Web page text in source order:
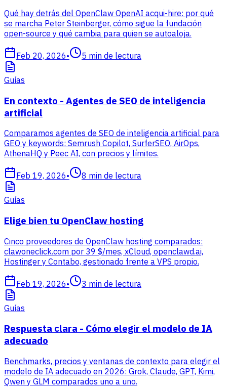
Qué hay detrás del OpenClaw OpenAI acqui-hire: por qué
se marcha Peter Steinberger, cómo sigue la fundación
open-source y qué cambia para quien se autoaloja.
Feb 20, 2026• 5 min de lectura
Guías
En contexto - Agentes de SEO de inteligencia
artificial
Comparamos agentes de SEO de inteligencia artificial para
GEO y keywords: Semrush Copilot, SurferSEO, AirOps,
AthenaHQ y Peec AI, con precios y límites.
Feb 19, 2026• 8 min de lectura
Guías
Elige bien tu OpenClaw hosting
Cinco proveedores de OpenClaw hosting comparados:
clawoneclick.com por 39 $/mes, xCloud, openclawd.ai,
Hostinger y Contabo, gestionado frente a VPS propio.
Feb 19, 2026• 3 min de lectura
Guías
Respuesta clara - Cómo elegir el modelo de IA
adecuado
Benchmarks, precios y ventanas de contexto para elegir el
modelo de IA adecuado en 2026: Grok, Claude, GPT, Kimi,
Qwen y GLM comparados uno a uno.